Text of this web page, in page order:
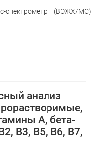
спектрометр (ВЭЖХ/МС)
анализ
А, бета-
В3, В5, В6, В7,